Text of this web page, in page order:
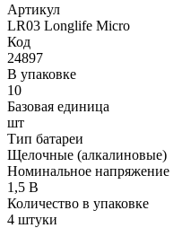
Артикул
LR03 Longlife Micro
Код
24897
В упаковке
10
Базовая единица
шт
Тип батареи
Щелочные (алкалиновые)
Номинальное напряжение
1,5 В
Количество в упаковке
4 штуки